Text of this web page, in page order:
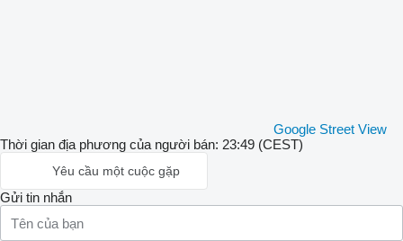
Google Street View
Thời gian địa phương của người bán: 23:49 (CEST)
Yêu cầu một cuộc gặp
Gửi tin nhắn